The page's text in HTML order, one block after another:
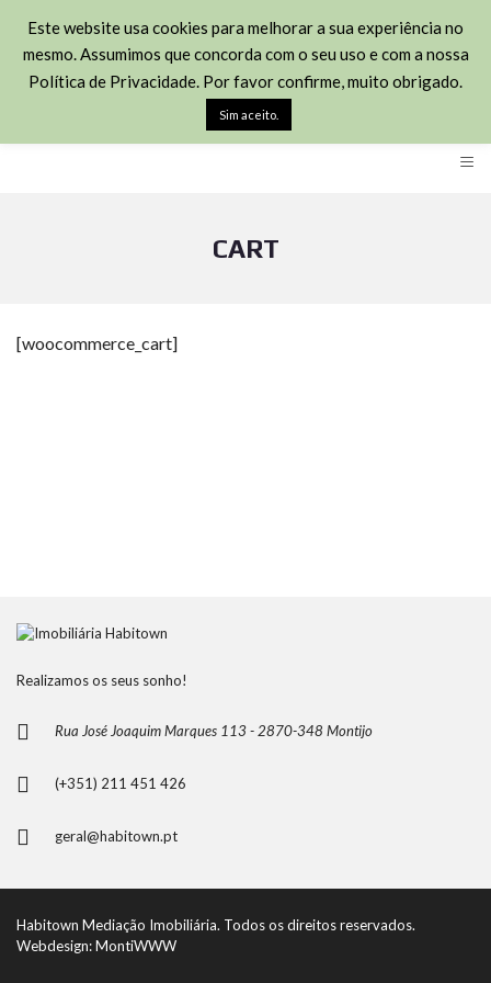
(+351) 211451426
Rua José Joaquim Marques 113 - 2870-348 Montijo
≡
CART
[woocommerce_cart]
Realizamos os seus sonho!
Rua José Joaquim Marques 113 - 2870-348 Montijo
(+351) 211 451 426
geral@habitown.pt
Habitown Mediação Imobiliária. Todos os direitos reservados.
Webdesign: MontiWWW
Este website usa cookies para melhorar a sua experiência no
mesmo. Assumimos que concorda com o seu uso e com a nossa
Política de Privacidade. Por favor confirme, muito obrigado.
Sim aceito.